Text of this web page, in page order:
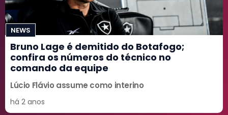
NEWS
Bruno Lage é demitido do Botafogo;
confira os números do técnico no
comando da equipe
Lúcio Flávio assume como interino
há 2 anos